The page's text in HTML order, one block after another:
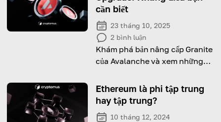
cần biết
23 tháng 10, 2025
2 bình luận
Khám phá bản nâng cấp Granite
của Avalanche và xem những
người dùng và nhà phát triển.
Ethereum là phi tập trung
hay tập trung?
10 tháng 12, 2024